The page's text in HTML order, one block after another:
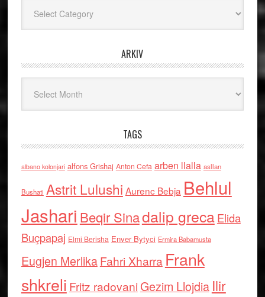
ARKIV
TAGS
albano kolonjari alfons Grishaj Anton Cefa arben llalla asllan
Bushati Astrit Lulushi Aurenc Bebja Behlul
Jashari Beqir Sinadalip grecaElida
Buçpapaj Elmi Berisha Enver Bytyci Ermira Babamusta
Eugjen MerlikaFahri Xharra Frank
shkreli Fritz radovaniGezim Llojdia Ilir